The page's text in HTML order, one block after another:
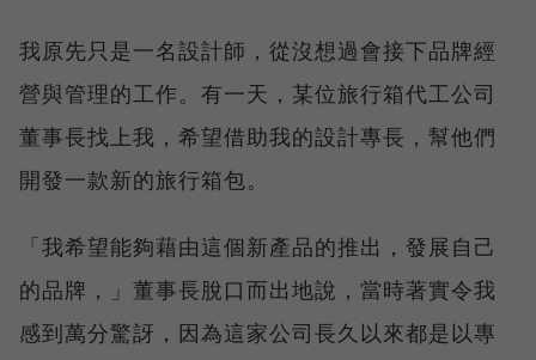
我原先只是一名設計師，從沒想過會接下品牌經
營與管理的工作。有一天，某位旅行箱代工公司
董事長找上我，希望借助我的設計專長，幫他們
開發一款新的旅行箱包。
「我希望能夠藉由這個新產品的推出，發展自己
的品牌，」董事長脫口而出地說，當時著實令我
感到萬分驚訝，因為這家公司長久以來都是以專